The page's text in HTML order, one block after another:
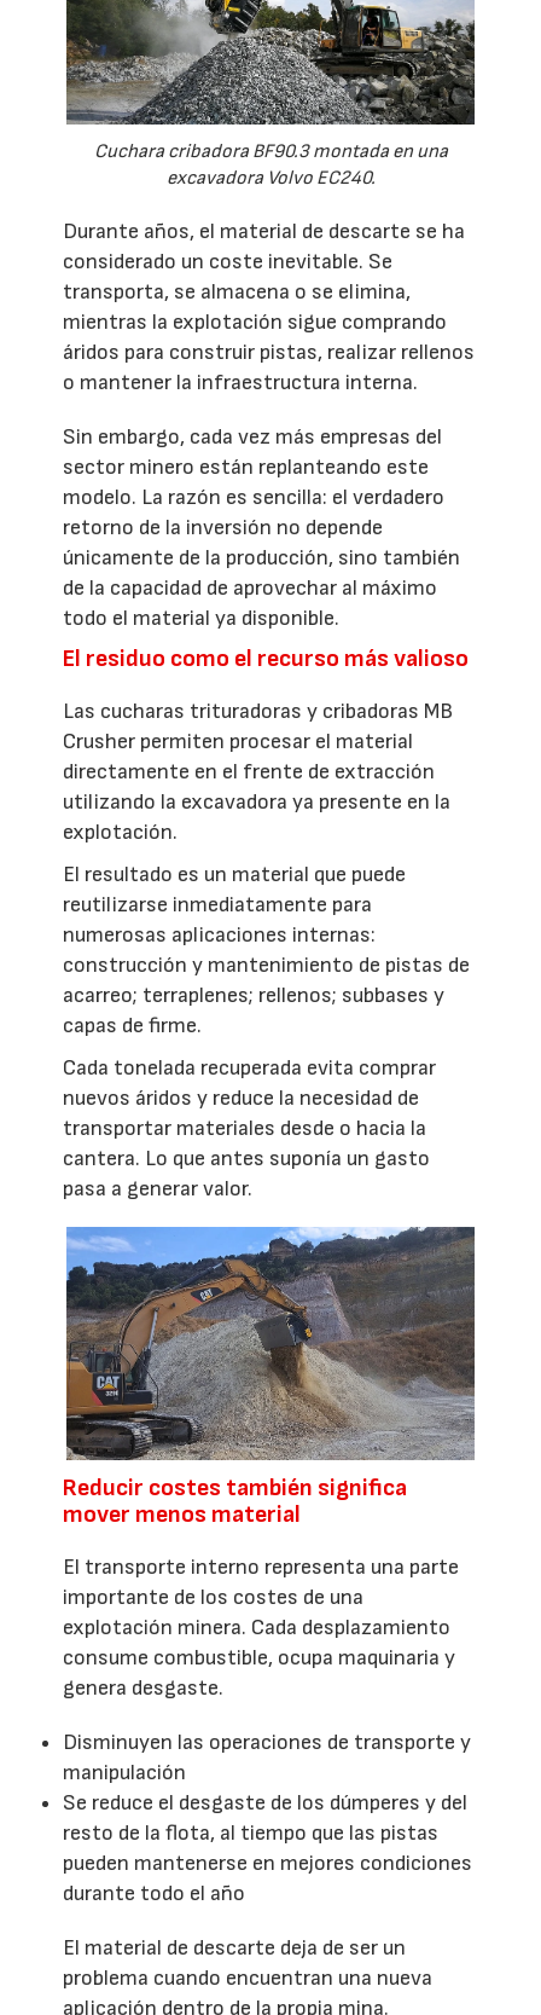
Cuchara cribadora BF90.3 montada en una
excavadora Volvo EC240.
Durante años, el material de descarte se ha
considerado un coste inevitable. Se
transporta, se almacena o se elimina,
mientras la explotación sigue comprando
áridos para construir pistas, realizar rellenos
o mantener la infraestructura interna.
Sin embargo, cada vez más empresas del
sector minero están replanteando este
modelo. La razón es sencilla: el verdadero
retorno de la inversión no depende
únicamente de la producción, sino también
de la capacidad de aprovechar al máximo
todo el material ya disponible.
El residuo como el recurso más valioso
Las cucharas trituradoras y cribadoras MB
Crusher permiten procesar el material
directamente en el frente de extracción
utilizando la excavadora ya presente en la
explotación.
El resultado es un material que puede
reutilizarse inmediatamente para
numerosas aplicaciones internas:
construcción y mantenimiento de pistas de
acarreo; terraplenes; rellenos; subbases y
capas de firme.
Cada tonelada recuperada evita comprar
nuevos áridos y reduce la necesidad de
transportar materiales desde o hacia la
cantera. Lo que antes suponía un gasto
pasa a generar valor.
Reducir costes también significa
mover menos material
El transporte interno representa una parte
importante de los costes de una
explotación minera. Cada desplazamiento
consume combustible, ocupa maquinaria y
genera desgaste.
Disminuyen las operaciones de transporte y
manipulación
Se reduce el desgaste de los dúmperes y del
resto de la flota, al tiempo que las pistas
pueden mantenerse en mejores condiciones
durante todo el año
El material de descarte deja de ser un
problema cuando encuentran una nueva
aplicación dentro de la propia mina.